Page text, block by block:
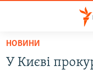
Перейти
основного
НОВИНИ
У Києві